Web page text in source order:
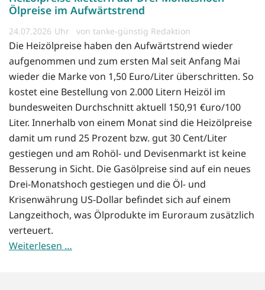
Ölpreise im Aufwärtstrend
24.07.2026 von tanke-günstig Redaktion
Die Heizölpreise haben den Aufwärtstrend wieder
aufgenommen und zum ersten Mal seit Anfang Mai
wieder die Marke von 1,50 Euro/Liter überschritten. So
kostet eine Bestellung von 2.000 Litern Heizöl im
bundesweiten Durchschnitt aktuell 150,91 €uro/100
Liter. Innerhalb von einem Monat sind die Heizölpreise
damit um rund 25 Prozent bzw. gut 30 Cent/Liter
gestiegen und am Rohöl- und Devisenmarkt ist keine
Besserung in Sicht. Die Gasölpreise sind auf ein neues
Drei-Monatshoch gestiegen und die Öl- und
Krisenwährung US-Dollar befindet sich auf einem
Langzeithoch, was Ölprodukte im Euroraum zusätzlich
verteuert.
Weiterlesen …